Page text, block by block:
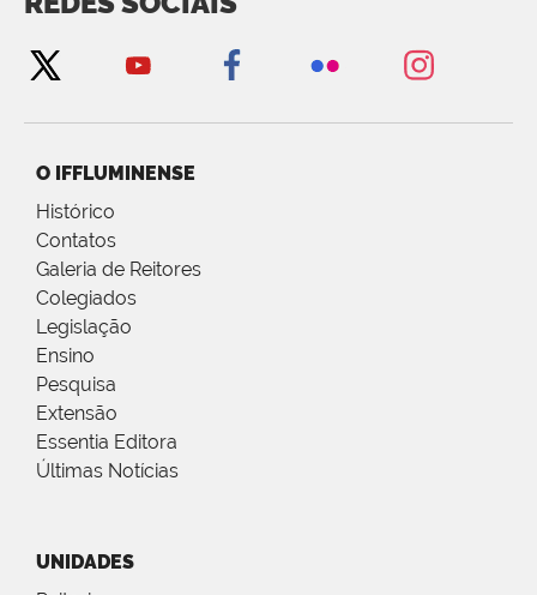
O IFFLUMINENSE
Histórico
Contatos
Galeria de Reitores
Colegiados
Legislação
Ensino
Pesquisa
Extensão
Essentia Editora
Últimas Notícias
UNIDADES